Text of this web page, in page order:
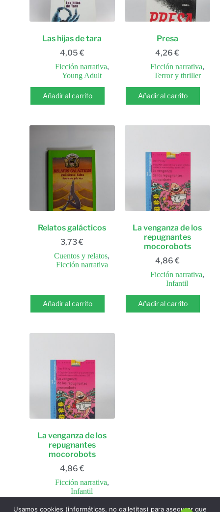
Las hijas de tara
4,05 €
Ficción narrativa,
Young Adult
Añadir al carrito
Presa
4,26€
Ficción narrativa,
Terror y thriller
Añadir al carrito
Relatos galácticos
3,73€
Cuentos y relatos,
Ficción narrativa
Añadir al carrito
La venganza de los
repugnantes
mocorobots
4,86 €
Ficción narrativa,
Infantil
Añadir al carrito
La venganza de los
repugnantes
mocorobots
4,86 €
Ficción narrativa,
Infantil
Usamos cookies (informáticas, no galletitas) para asegurar que